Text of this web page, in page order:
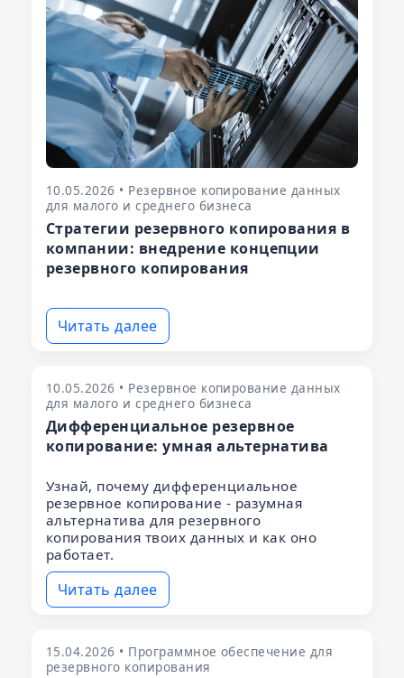
10.05.2026 • Резервное копирование данных
для малого и среднего бизнеса
Стратегии резервного копирования в
компании: внедрение концепции
резервного копирования
Читать далее
10.05.2026 • Резервное копирование данных
для малого и среднего бизнеса
Дифференциальное резервное
копирование: умная альтернатива
Узнай, почему дифференциальное
резервное копирование - разумная
альтернатива для резервного
копирования твоих данных и как оно
работает.
Читать далее
15.04.2026 • Программное обеспечение для
резервного копирования